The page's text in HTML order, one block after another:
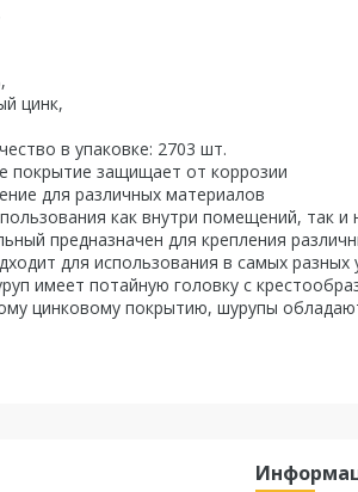
цинк,
в упаковке: 2703 шт.
покрытие защищает от коррозии
для различных материалов
как внутри помещений, так и
предназначен для крепления
для использования в самых
имеет потайную головку с
цинковому покрытию, шурупы